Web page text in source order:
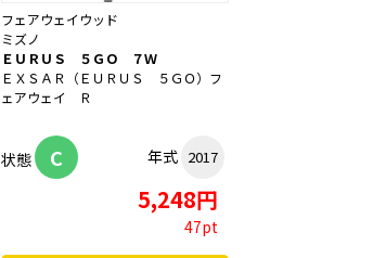
フェアウェイウッド
ミズノ
ＥＵＲＵＳ ５ＧＯ ７Ｗ
ＥＸＳＡＲ（ＥＵＲＵＳ ５ＧＯ）フ
ェアウェイ Ｒ
状態 C 年式 2017
5,248円
47pt